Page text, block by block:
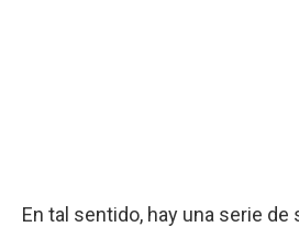
En tal sentido, hay una serie